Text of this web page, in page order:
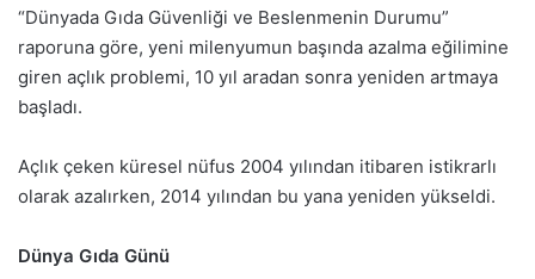
“Dünyada Gıda Güvenliği ve Beslenmenin Durumu”
raporuna göre, yeni milenyumun başında azalma eğilimine
giren açlık problemi, 10 yıl aradan sonra yeniden artmaya
başladı.
Açlık çeken küresel nüfus 2004 yılından itibaren istikrarlı
olarak azalırken, 2014 yılından bu yana yeniden yükseldi.
Dünya Gıda Günü